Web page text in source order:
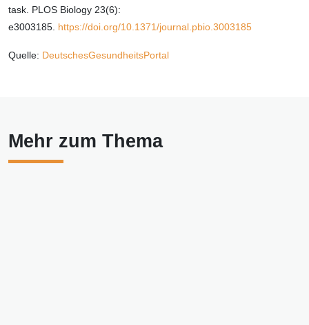
task. PLOS Biology 23(6):
e3003185. https://doi.org/10.1371/journal.pbio.3003185
Quelle: DeutschesGesundheitsPortal
Mehr zum Thema